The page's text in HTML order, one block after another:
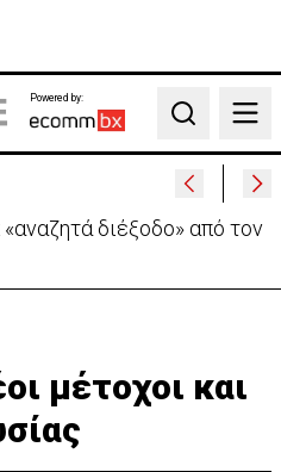
Powered by:
Search
το ΝΑΤΟ η αμυντική
Σ. Αραβία
μέτοχοι και